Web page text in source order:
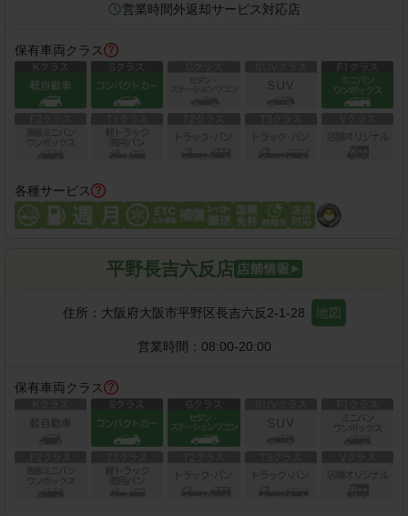
営業時間外返却サービス対応店
保有車両クラス
各種サービス
平野長吉六反店
住所： 大阪府大阪市平野区長吉六反2-1-28 地図
営業時間： 08:00-20:00
保有車両クラス